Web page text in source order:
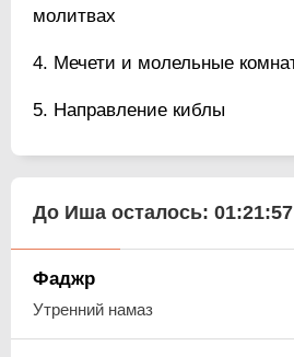
молитвах
Мечети и молельные
Направление киблы
До Иша осталось: 01:21:56
Фаджр
Утренний намаз